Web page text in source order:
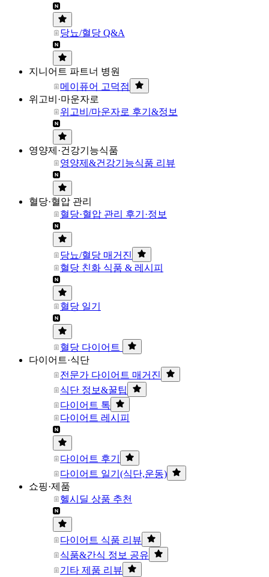
당뇨/혈당 Q&A
지니어트 파트너 병원
메이퓨어 고덕점
위고비·마운자로
위고비/마운자로 후기&정보
영양제·건강기능식품
영양제&건강기능식품 리뷰
혈당·혈압 관리
혈당·혈압 관리 후기·정보
당뇨/혈당 매거진
혈당 친화 식품 & 레시피
혈당 일기
혈당 다이어트
다이어트·식단
전문가 다이어트 매거진
식단 정보&꿀팁
다이어트 톡
다이어트 레시피
다이어트 후기
다이어트 일기(식단,운동)
쇼핑·제품
헬시딜 상품 추천
다이어트 식품 리뷰
식품&간식 정보 공유
기타 제품 리뷰